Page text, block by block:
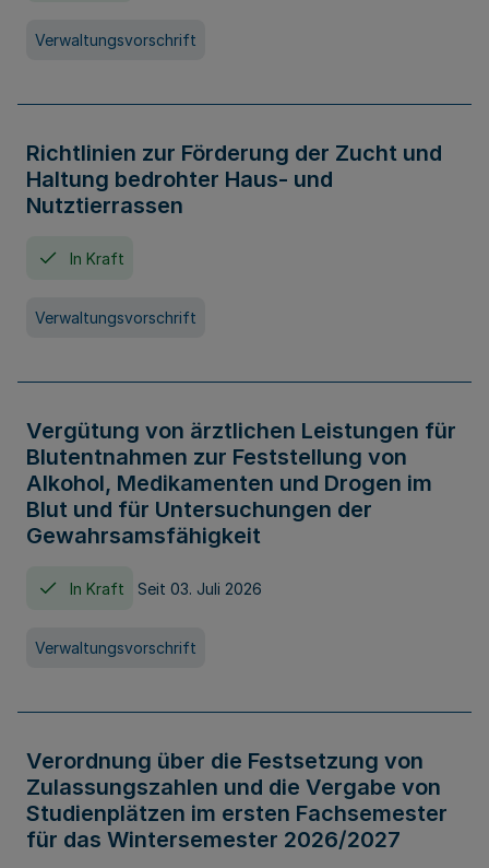
Verwaltungsvorschrift
Richtlinien zur Förderung der Zucht und
Haltung bedrohter Haus- und
Nutztierrassen
In Kraft
Verwaltungsvorschrift
Vergütung von ärztlichen Leistungen für
Blutentnahmen zur Feststellung von
Alkohol, Medikamenten und Drogen im
Blut und für Untersuchungen der
Gewahrsamsfähigkeit
In Kraft Seit 03. Juli 2026
Verwaltungsvorschrift
Verordnung über die Festsetzung von
Zulassungszahlen und die Vergabe von
Studienplätzen im ersten Fachsemester
für das Wintersemester 2026/2027